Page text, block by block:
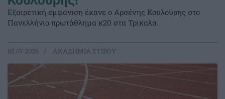
Εξαιρετική εμφάνιση έκανε ο Αρσένης Κουλούρης στο
Πανελλήνιο πρωτάθλημα κ20 στα Τρίκαλα.
05.07.2026 ΑΚΑΔΗΜΙΑ ΣΤΙΒΟΥ